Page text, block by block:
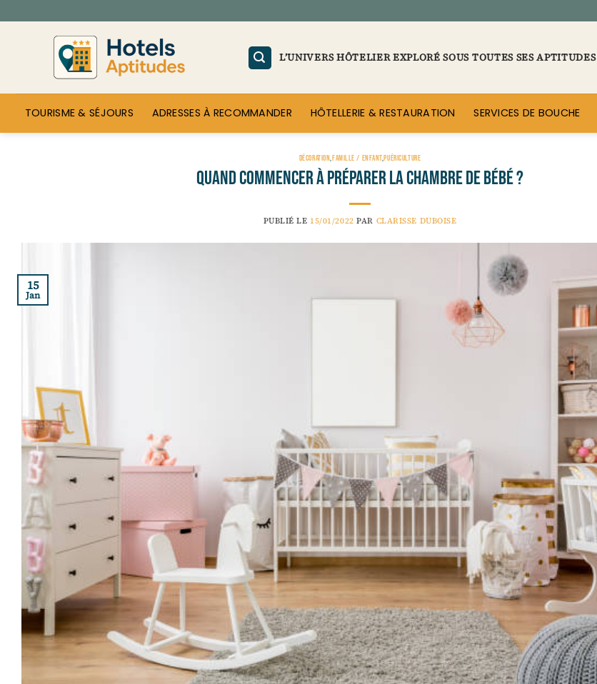
au
L’UNIVERS HÔTELIER EXPLORÉ SOUS TOUTES SES APTITUDES
TOURISME & SÉJOURS ADRESSES À RECOMMANDER HÔTELLERIE & RESTAURATION SERVICES DE BOUCHE
DÉCORATION,FAMILLE / ENFANT,PUÉRICULTURE
Quand commencer à préparer la chambre de bébé ?
PUBLIÉ LE 15/01/2022 PAR CLARISSE DUBOISE
15
Jan